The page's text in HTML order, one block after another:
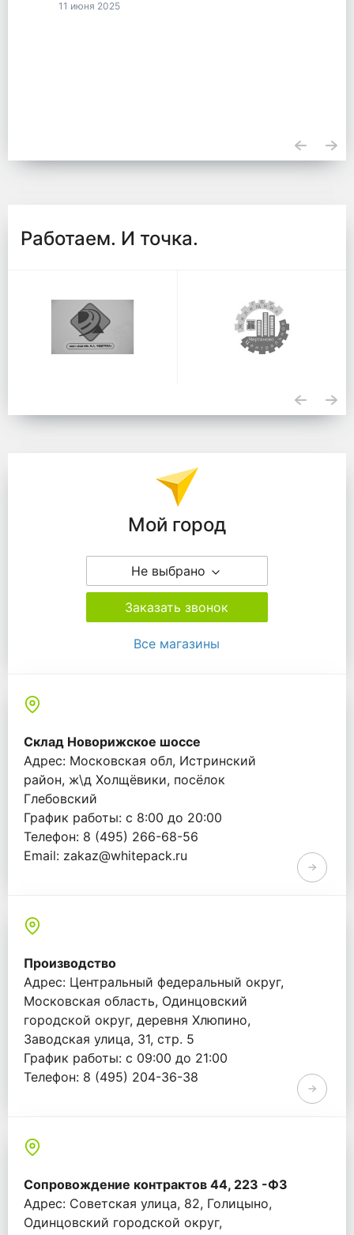
11 июня 2025
Работаем. И точка.
Мой город
Не выбрано
Заказать звонок
Все магазины
Склад Новорижское шоссе
Адрес: Московская обл, Истринский
район, ж\д Холщёвики, посёлок
Глебовский
График работы: с 8:00 до 20:00
Телефон: 8 (495) 266-68-56
Email: zakaz@whitepack.ru
Производство
Адрес: Центральный федеральный округ,
Московская область, Одинцовский
городской округ, деревня Хлюпино,
Заводская улица, 31, стр. 5
График работы: с 09:00 до 21:00
Телефон: 8 (495) 204-36-38
Сопровождение контрактов 44, 223 -ФЗ
Адрес: Советская улица, 82, Голицыно,
Одинцовский городской округ,